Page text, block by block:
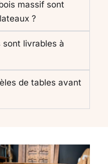
massif sont
?
livrables à
de tables avant